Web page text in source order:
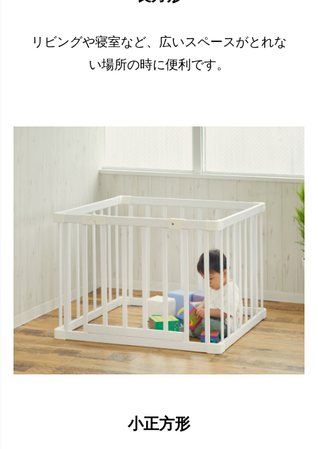
リビングや寝室など、広いスペースがとれな
い場所の時に便利です。
小正方形